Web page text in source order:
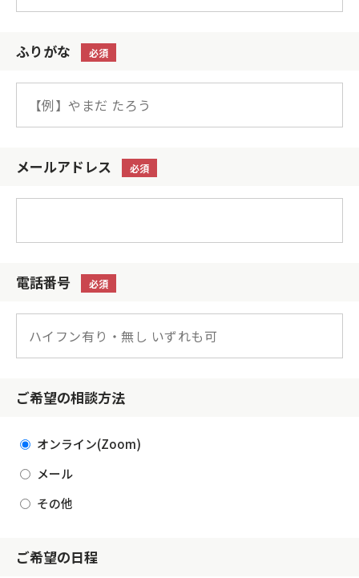
ふりがな 必須
メールアドレス 必須
電話番号 必須
ご希望の相談方法
オンライン(Zoom)
メール
その他
ご希望の日程